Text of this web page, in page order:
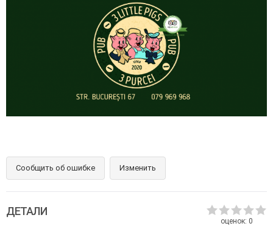
Сообщить об ошибке Изменить
оценок: 0
ДЕТАЛИ